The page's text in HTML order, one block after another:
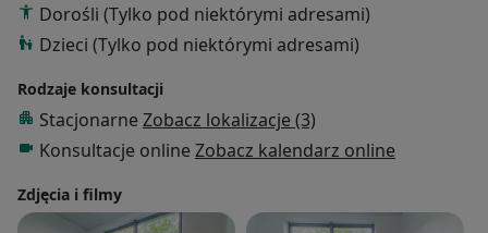
Dorośli (Tylko pod niektórymi adresami)
Dzieci (Tylko pod niektórymi adresami)
Rodzaje konsultacji
Stacjonarne Zobacz lokalizacje (3)
Konsultacje online Zobacz kalendarz online
Zdjęcia i filmy